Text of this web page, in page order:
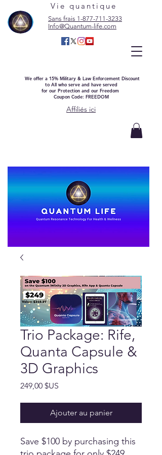
Vie quantique
Sans frais 1-877-711-3233
Info@Quantum-life.com
We offer a 15% Military & Law Enforcement Discount
to All who serve and have served
for our Protection and our Freedom
Coupon Code: FREEDOM
Affiliés ici
Trio Package: Rife,
Quanta Capsule &
3D Graphics
249,00 $US
Ajouter au panier
Save $100 by purchasing this